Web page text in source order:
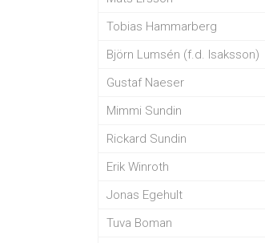
Tobias Hammarberg
Björn Lumsén (f.d. Isaksson)
Gustaf Naeser
Mimmi Sundin
Rickard Sundin
Erik Winroth
Jonas Egehult
Tuva Boman